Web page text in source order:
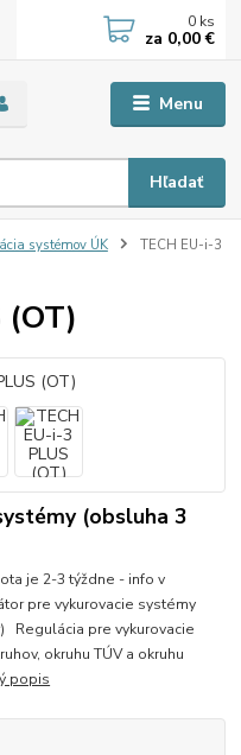
Menu
Hľadať
0 ks
za 0,00 €
systémov ÚK
TECH EU-i-3
(OT)
(obsluha 3
je 2-3 týždne - info v
pre vykurovacie systémy
Regulácia pre vykurovacie
okruhu TÚV a okruhu
popis